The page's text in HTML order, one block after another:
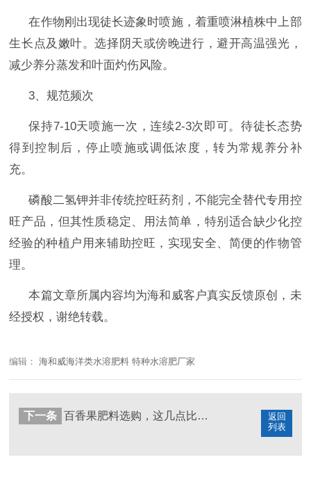
在作物刚出现徒长迹象时喷施，着重喷淋植株中上部
生长点及嫩叶。选择阴天或傍晚进行，避开高温强光，
减少养分蒸发和叶面灼伤风险。
3、规范频次
保持7-10天喷施一次，连续2-3次即可。待徒长态势
得到控制后，停止喷施或调低浓度，转为常规养分补
充。
磷酸二氢钾并非传统控旺药剂，不能完全替代专用控
旺产品，但其性质稳定、用法简单，特别适合缺少化控
经验的种植户用来辅助控旺，实现安全、简便的作物管
理。
本篇文章所属内容均为海和威客户真实反馈原创，未
经授权，谢绝转载。
编辑：海和威海洋类水溶肥料 特种水溶肥厂家
返回
列表
下一条 百香果肥料选购，这几点比价格更重要